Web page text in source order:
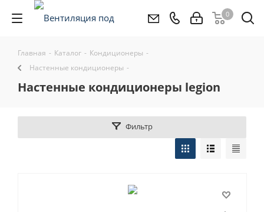
0
Главная - Каталог - Кондиционеры -
Настенные кондиционеры -
настенные кондиционеры legion
Фильтр